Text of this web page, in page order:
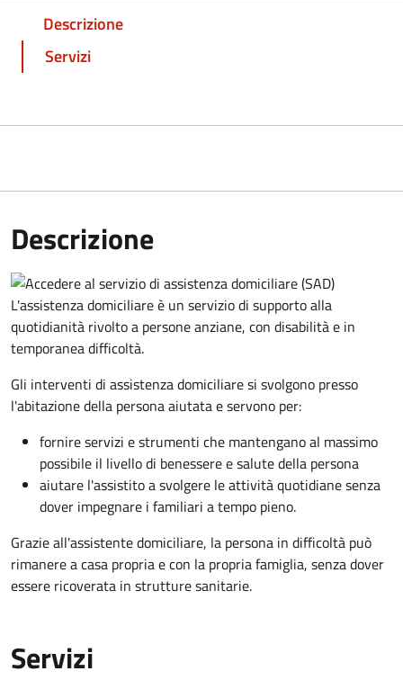
Descrizione
Servizi
Descrizione
L'assistenza domiciliare è un servizio di supporto alla
quotidianità rivolto a persone anziane, con disabilità e in
temporanea difficoltà.
Gli interventi di assistenza domiciliare si svolgono presso
l'abitazione della persona aiutata e servono per:
fornire servizi e strumenti che mantengano al massimo
possibile il livello di benessere e salute della persona
aiutare l'assistito a svolgere le attività quotidiane senza
dover impegnare i familiari a tempo pieno.
Grazie all'assistente domiciliare, la persona in difficoltà può
rimanere a casa propria e con la propria famiglia, senza dover
essere ricoverata in strutture sanitarie.
Servizi